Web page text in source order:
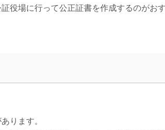
役場に行って公正証書を作成するのがおす
ります。